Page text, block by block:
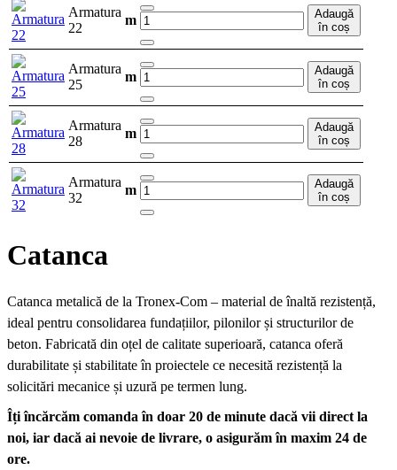
Armatura
22
m
Adaugă
în coș
Armatura
25
m
Adaugă
în coș
Armatura
28
m
Adaugă
în coș
Armatura
32
m
Adaugă
în coș
Catanca
Catanca metalică de la Tronex-Com – material de înaltă rezistență,
ideal pentru consolidarea fundațiilor, pilonilor și structurilor de
beton. Fabricată din oțel de calitate superioară, catanca oferă
durabilitate și stabilitate în proiectele ce necesită rezistență la
solicitări mecanice și uzură pe termen lung.
Îți încărcăm comanda în doar 20 de minute dacă vii direct la
noi, iar dacă ai nevoie de livrare, o asigurăm în maxim 24 de
ore.